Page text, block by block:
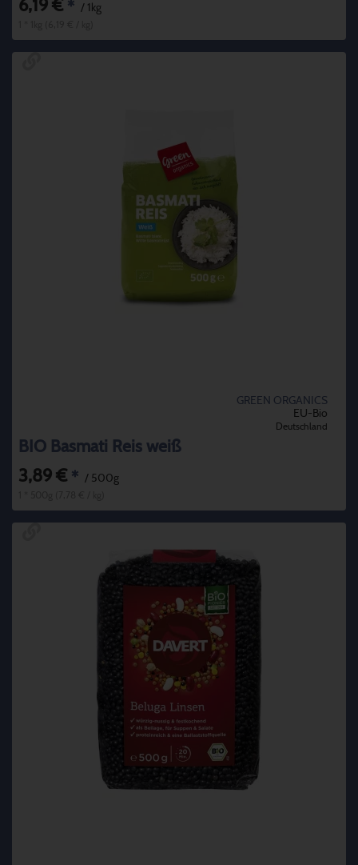
6,19 € * / 1kg
GREEN ORGANICS
EU-Bio
Deutschland
BIO Basmati Reis weiß
3,89 € * / 500g